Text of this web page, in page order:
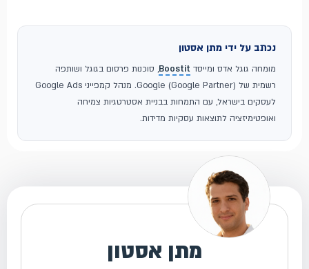
נכתב על ידי מתן אסטון
מומחה גוגל אדס ומייסד Boostit, סוכנות פרסום בגוגל ושותפה
רשמית של Google (Google Partner). מנהל קמפייני Google Ads
לעסקים בישראל, עם התמחות בבניית אסטרטגיות צמיחה
ואופטימיזציה לתוצאות עסקיות מדידות.
מתן אסטון